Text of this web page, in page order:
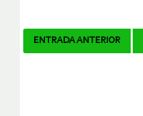
Navegador
ENTRADA ANTERIOR